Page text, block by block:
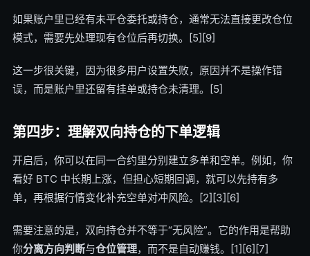
如果账户里已经有未平仓委托或持仓，通常无法直接更改仓位
模式，需要先处理现有仓位后再切换。[5][9]
这一步很关键，因为很多用户设置失败，原因并不是操作错
误，而是账户里还留有挂单或持仓未清理。[5]
第四步：理解双向持仓的下单逻辑
开启后，你可以在同一合约里分别建立多单和空单。例如，你
看好 BTC 中长期上涨，但担心短期回调，就可以先持有多
单，再根据行情变化补充空单对冲风险。[2][3][6]
需要注意的是，双向持仓并不等于“无风险”。它的作用是帮助
你分离方向判断与仓位管理，而不是自动赚钱。[1][6][7]